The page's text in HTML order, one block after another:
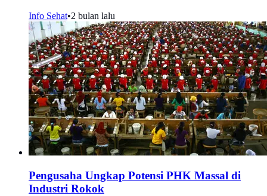
Info Sehat•2 bulan lalu
Pengusaha Ungkap Potensi PHK Massal di
Industri Rokok